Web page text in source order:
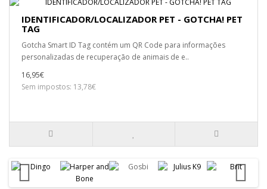
IDENTIFICADOR/LOCALIZADOR PET - GOTCHA! PET
TAG
Gotcha Smart ID Tag contém um QR Code para informações
personalizadas de recuperação de animais de e..
16,95€
Sem impostos: 13,78€